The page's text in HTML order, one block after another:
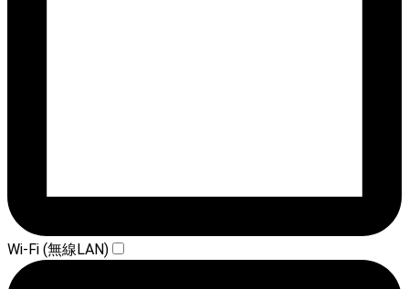
Wi-Fi (無線LAN)